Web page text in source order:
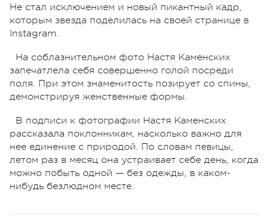
Не стал исключением и новый пикантный кадр,
которым звезда поделилась на своей странице в
Instagram.
На соблазнительном фото Настя Каменских
запечатлела себя совершенно голой посреди
поля. При этом знаменитость позирует со спины,
демонстрируя женственные формы.
В подписи к фотографии Настя Каменских
рассказала поклонникам, насколько важно для
нее единение с природой. По словам певицы,
летом раз в месяц она устраивает себе день, когда
можно побыть одной — без одежды, в каком-
нибудь безлюдном месте.